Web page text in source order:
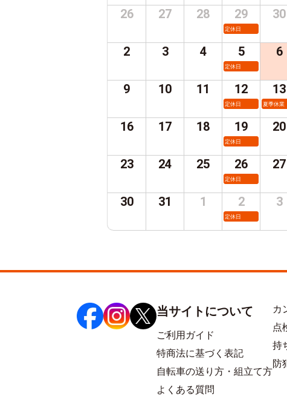
26 27 28 29
定休日
30
2 3 4 5
定休日
6
9 10 11 12
定休日
13
夏季休業
16 17 18 19
定休日
20
23 24 25 26
定休日
27
30 31 1 2
定休日
3
当サイトについて
ご利用ガイド
特商法に基づく表記
自転車の送り方・組立て方
よくある質問
カ
点
持
防